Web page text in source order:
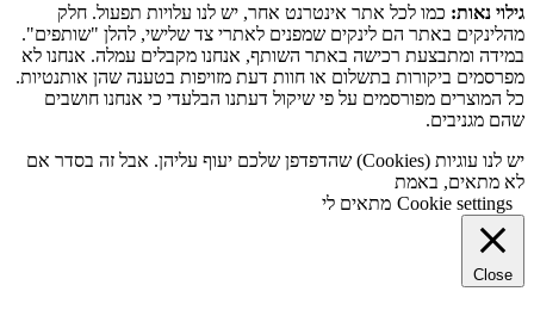
גילוי נאות: כמו לכל אתר אינטרנט אחר, יש לנו עלויות תפעול. חלק
מהלינקים באתר הם לינקים שמפנים לאתרי צד שלישי, להלן "שותפים".
במידה ומתבצעת רכישה באתר השותף, אנחנו מקבלים עמלה. אנחנו לא
מפרסמים ביקורות בתשלום או חוות דעת מזויפות בטענה שהן אותנטיות.
כל המוצרים מפורסמים על פי שיקול דעתנו הבלעדי כי אנחנו חושבים
שהם מגניבים.
יש לנו עוגיות (Cookies) שהדפדפן שלכם יעוף עליהן. אבל זה בסדר אם
לא מתאים, באמת
Cookie settings מתאים לי
Close